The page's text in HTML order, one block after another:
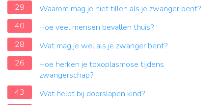
29
Waarom mag je niet tillen als je zwanger bent?
40
Hoe veel mensen bevallen thuis?
28
Wat mag je wel als je zwanger bent?
26
Hoe herken je toxoplasmose tijdens
zwangerschap?
43
Wat helpt bij doorslapen kind?